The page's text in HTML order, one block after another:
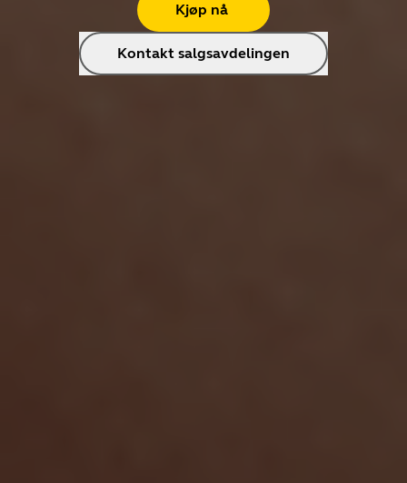
Kjøp nå
Kontakt salgsavdelingen